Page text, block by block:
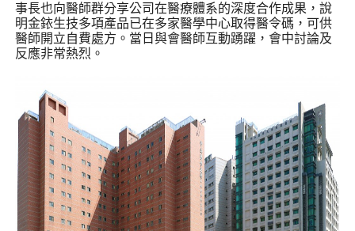
事長也向醫師群分享公司在醫療體系的深度合作成果，說
明金銥生技多項產品已在多家醫學中心取得醫令碼，可供
醫師開立自費處方。當日與會醫師互動踴躍，會中討論及
反應非常熱烈。